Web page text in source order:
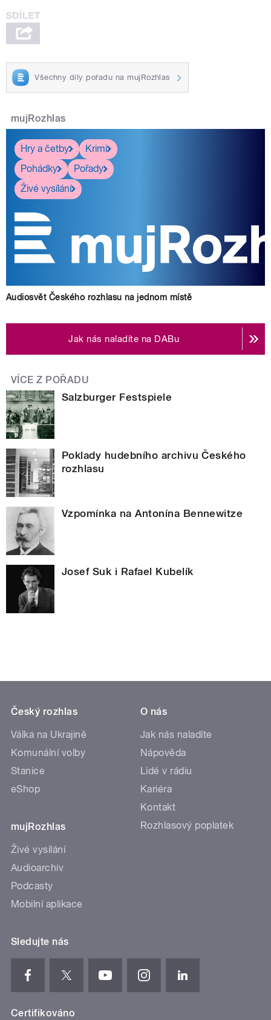
Všechny díly pořadu na mujRozhlas
mujRozhlas
Hry a četby
Krimi
Pohádky
Pořady
Živé vysílání
Audiosvět Českého rozhlasu na jednom místě
Jak nás naladíte na DABu
VÍCE Z POŘADU
Salzburger Festspiele
Poklady hudebního archivu Českého
rozhlasu
Vzpomínka na Antonína Bennewitze
Josef Suk i Rafael Kubelík
Český rozhlas
Válka na Ukrajině
Komunální volby
Stanice
eShop
mujRozhlas
Živé vysílání
Audioarchiv
Podcasty
Mobilní aplikace
O nás
Jak nás naladíte
Nápověda
Lidé v rádiu
Kariéra
Kontakt
Rozhlasový poplatek
Sledujte nás
Certifikováno